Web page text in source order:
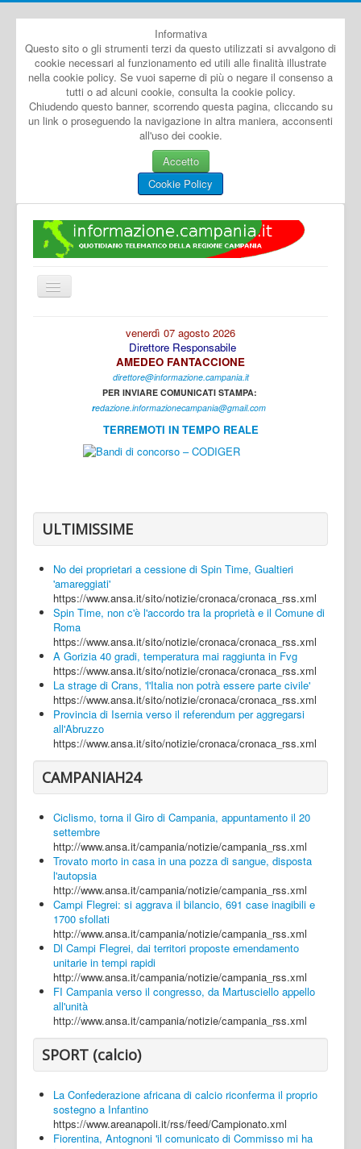
Informativa
Questo sito o gli strumenti terzi da questo utilizzati si avvalgono di
cookie necessari al funzionamento ed utili alle finalità illustrate
nella cookie policy. Se vuoi saperne di più o negare il consenso a
tutti o ad alcuni cookie, consulta la cookie policy.
Chiudendo questo banner, scorrendo questa pagina, cliccando su
un link o proseguendo la navigazione in altra maniera, acconsenti
all'uso dei cookie.
Accetto
Cookie Policy
Cambia
navigazione
Caserta
Napoli
Salerno
Login
venerdì 07 agosto 2026
Direttore Responsabile
AMEDEO FANTACCIONE
direttore@informazione.campania.it
PER INVIARE COMUNICATI STAMPA:
redazione.informazionecampania@gmail.com
TERREMOTI IN TEMPO REALE
ULTIMISSIME
No dei proprietari a cessione di Spin Time, Gualtieri
'amareggiati'
https://www.ansa.it/sito/notizie/cronaca/cronaca_rss.xml
Spin Time, non c'è l'accordo tra la proprietà e il Comune di
Roma
https://www.ansa.it/sito/notizie/cronaca/cronaca_rss.xml
A Gorizia 40 gradi, temperatura mai raggiunta in Fvg
https://www.ansa.it/sito/notizie/cronaca/cronaca_rss.xml
La strage di Crans, 'l'Italia non potrà essere parte civile'
https://www.ansa.it/sito/notizie/cronaca/cronaca_rss.xml
Provincia di Isernia verso il referendum per aggregarsi
all'Abruzzo
https://www.ansa.it/sito/notizie/cronaca/cronaca_rss.xml
CAMPANIAH24
Ciclismo, torna il Giro di Campania, appuntamento il 20
settembre
http://www.ansa.it/campania/notizie/campania_rss.xml
Trovato morto in casa in una pozza di sangue, disposta
l'autopsia
http://www.ansa.it/campania/notizie/campania_rss.xml
Campi Flegrei: si aggrava il bilancio, 691 case inagibili e
1700 sfollati
http://www.ansa.it/campania/notizie/campania_rss.xml
Dl Campi Flegrei, dai territori proposte emendamento
unitarie in tempi rapidi
http://www.ansa.it/campania/notizie/campania_rss.xml
FI Campania verso il congresso, da Martusciello appello
all'unità
http://www.ansa.it/campania/notizie/campania_rss.xml
SPORT (calcio)
La Confederazione africana di calcio riconferma il proprio
sostegno a Infantino
https://www.areanapoli.it/rss/feed/Campionato.xml
Fiorentina, Antognoni 'il comunicato di Commisso mi ha